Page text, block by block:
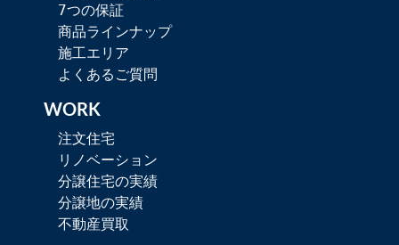
7つの保証
商品ラインナップ
施工エリア
よくあるご質問
WORK
注文住宅
リノベーション
分譲住宅の実績
分譲地の実績
不動産買取